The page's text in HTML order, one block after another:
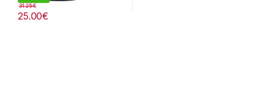
25.00€
31.25€